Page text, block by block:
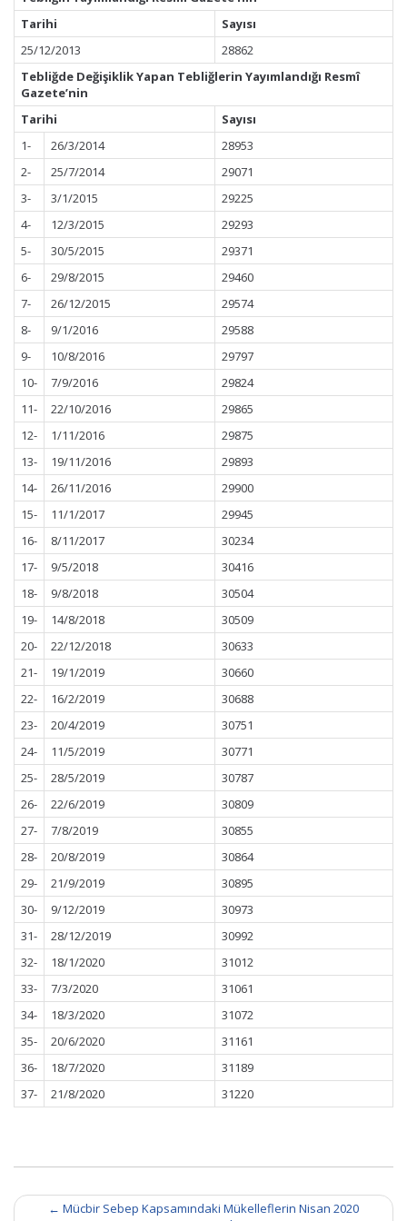
Tarihi
Sayısı
25/12/2013
28862
Tebliğde Değişiklik Yapan Tebliğlerin Yayımlandığı Resmî
Gazete’nin
Tarihi
Sayısı
1-
26/3/2014
28953
2-
25/7/2014
29071
3-
3/1/2015
29225
4-
12/3/2015
29293
5-
30/5/2015
29371
6-
29/8/2015
29460
7-
26/12/2015
29574
8-
9/1/2016
29588
9-
10/8/2016
29797
10-
7/9/2016
29824
11-
22/10/2016
29865
12-
1/11/2016
29875
13-
19/11/2016
29893
14-
26/11/2016
29900
15-
11/1/2017
29945
16-
8/11/2017
30234
17-
9/5/2018
30416
18-
9/8/2018
30504
19-
14/8/2018
30509
20-
22/12/2018
30633
21-
19/1/2019
30660
22-
16/2/2019
30688
23-
20/4/2019
30751
24-
11/5/2019
30771
25-
28/5/2019
30787
26-
22/6/2019
30809
27-
7/8/2019
30855
28-
20/8/2019
30864
29-
21/9/2019
30895
30-
9/12/2019
30973
31-
28/12/2019
30992
32-
18/1/2020
31012
33-
7/3/2020
31061
34-
18/3/2020
31072
35-
20/6/2020
31161
36-
18/7/2020
31189
37-
21/8/2020 31220
Post
← Mücbir Sebep Kapsamındaki Mükelleflerin Nisan 2020